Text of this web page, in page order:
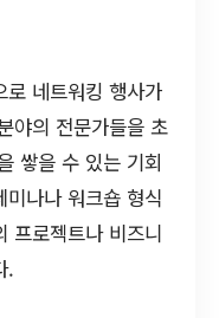
로 네트워킹 행사가
야의 전문가들을 초
쌓을 수 있는 기회
나나 워크숍 형식
프로젝트나 비즈니
.